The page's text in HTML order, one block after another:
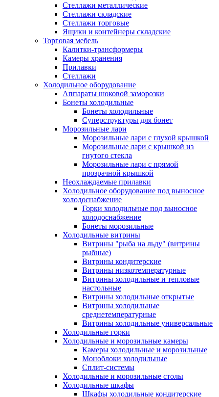
Стеллажи металлические
Стеллажи складские
Стеллажи торговые
Ящики и контейнеры складские
Торговая мебель
Калитки-трансформеры
Камеры хранения
Прилавки
Стеллажи
Холодильное оборудование
Аппараты шоковой заморозки
Бонеты холодильные
Бонеты холодильные
Суперструктуры для бонет
Морозильные лари
Морозильные лари с глухой крышкой
Морозильные лари с крышкой из
гнутого стекла
Морозильные лари с прямой
прозрачной крышкой
Неохлаждаемые прилавки
Холодильное оборудование под выносное
холодоснабжение
Горки холодильные под выносное
холодоснабжение
Бонеты морозильные
Холодильные витрины
Витрины "рыба на льду" (витрины
рыбные)
Витрины кондитерские
Витрины низкотемпературные
Витрины холодильные и тепловые
настольные
Витрины холодильные открытые
Витрины холодильные
среднетемпературные
Витрины холодильные универсальные
Холодильные горки
Холодильные и морозильные камеры
Камеры холодильные и морозильные
Моноблоки холодильные
Сплит-системы
Холодильные и морозильные столы
Холодильные шкафы
Шкафы холодильные кондитерские